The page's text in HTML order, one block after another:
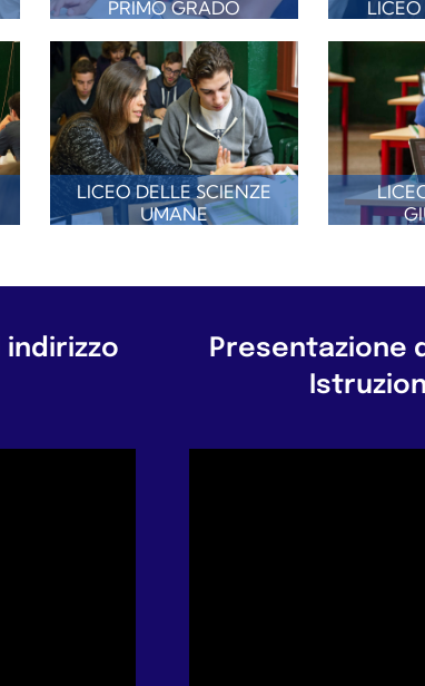
PRIMO GRADO
LICEO DELLE SCIENZE
UMANE
indirizzo
Presentazione